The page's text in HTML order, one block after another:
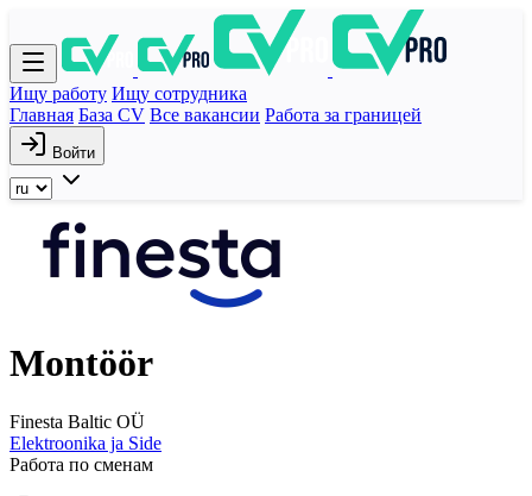
Ищу работу Ищу сотрудника
Главная База CV Все вакансии Работа за границей
Войти
Montöör
Finesta Baltic OÜ
Elektroonika ja Side
Работа по сменам